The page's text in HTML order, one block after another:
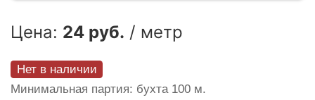
Цена: 24 руб. / метр
Нет в наличии
Минимальная партия: бухта 100 м.